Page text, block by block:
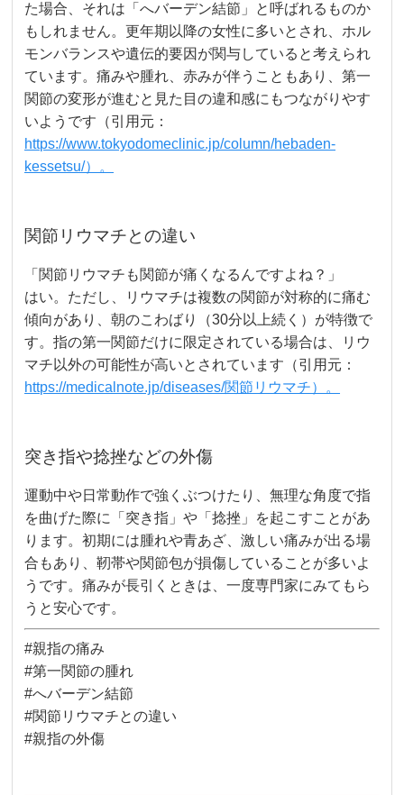
た場合、それは「へバーデン結節」と呼ばれるものか
もしれません。更年期以降の女性に多いとされ、ホル
モンバランスや遺伝的要因が関与していると考えられ
ています。痛みや腫れ、赤みが伴うこともあり、第一
関節の変形が進むと見た目の違和感にもつながりやす
いようです（引用元：
https://www.tokyodomeclinic.jp/column/hebaden-
kessetsu/）。
関節リウマチとの違い
「関節リウマチも関節が痛くなるんですよね？」
はい。ただし、リウマチは複数の関節が対称的に痛む
傾向があり、朝のこわばり（30分以上続く）が特徴で
す。指の第一関節だけに限定されている場合は、リウ
マチ以外の可能性が高いとされています（引用元：
https://medicalnote.jp/diseases/関節リウマチ）。
突き指や捻挫などの外傷
運動中や日常動作で強くぶつけたり、無理な角度で指
を曲げた際に「突き指」や「捻挫」を起こすことがあ
ります。初期には腫れや青あざ、激しい痛みが出る場
合もあり、靭帯や関節包が損傷していることが多いよ
うです。痛みが長引くときは、一度専門家にみてもら
うと安心です。
#親指の痛み
#第一関節の腫れ
#へバーデン結節
#関節リウマチとの違い
#親指の外傷